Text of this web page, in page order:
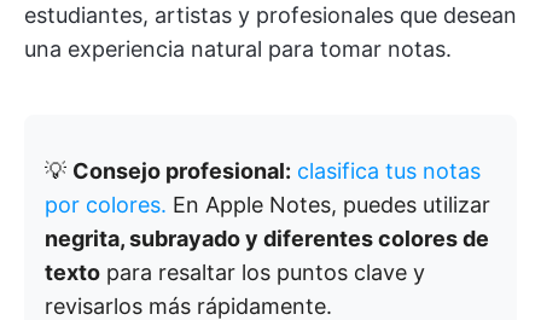
estudiantes, artistas y profesionales que desean
una experiencia natural para tomar notas.
💡 Consejo profesional: clasifica tus notas
por colores. En Apple Notes, puedes utilizar
negrita, subrayado y diferentes colores de
texto para resaltar los puntos clave y
revisarlos más rápidamente.